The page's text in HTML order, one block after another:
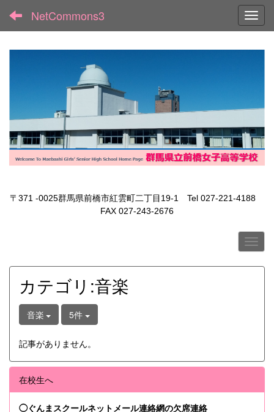
NetCommons3
〒371 -0025群馬県前橋市紅雲町二丁目19-1 Tel 027-221-4188
FAX 027-243-2676
カテゴリ:音楽
音楽 5件
記事がありません。
在校生へ
◯ぐんまスクールネットメール連絡網の欠席連絡